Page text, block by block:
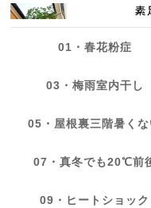
01・春花粉症
03・梅雨室内干し
05・屋根裏三階暑くな
07・真冬でも20℃前
09・ヒートショック